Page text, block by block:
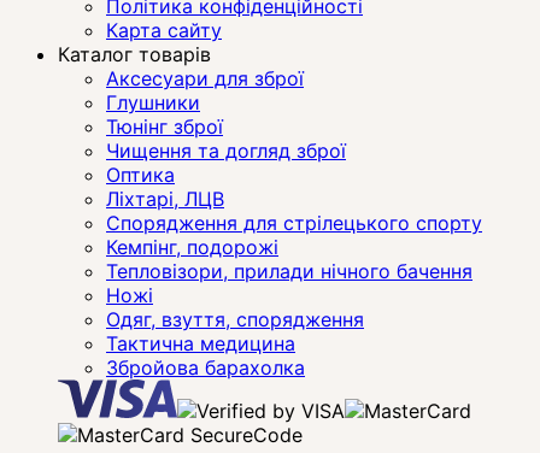
Політика конфіденційності
Карта сайту
Каталог товарів
Аксесуари для зброї
Глушники
Тюнінг зброї
Чищення та догляд зброї
Оптика
Ліхтарі, ЛЦВ
Спорядження для стрілецького спорту
Кемпінг, подорожі
Тепловізори, прилади нічного бачення
Ножі
Одяг, взуття, спорядження
Тактична медицина
Збройова барахолка